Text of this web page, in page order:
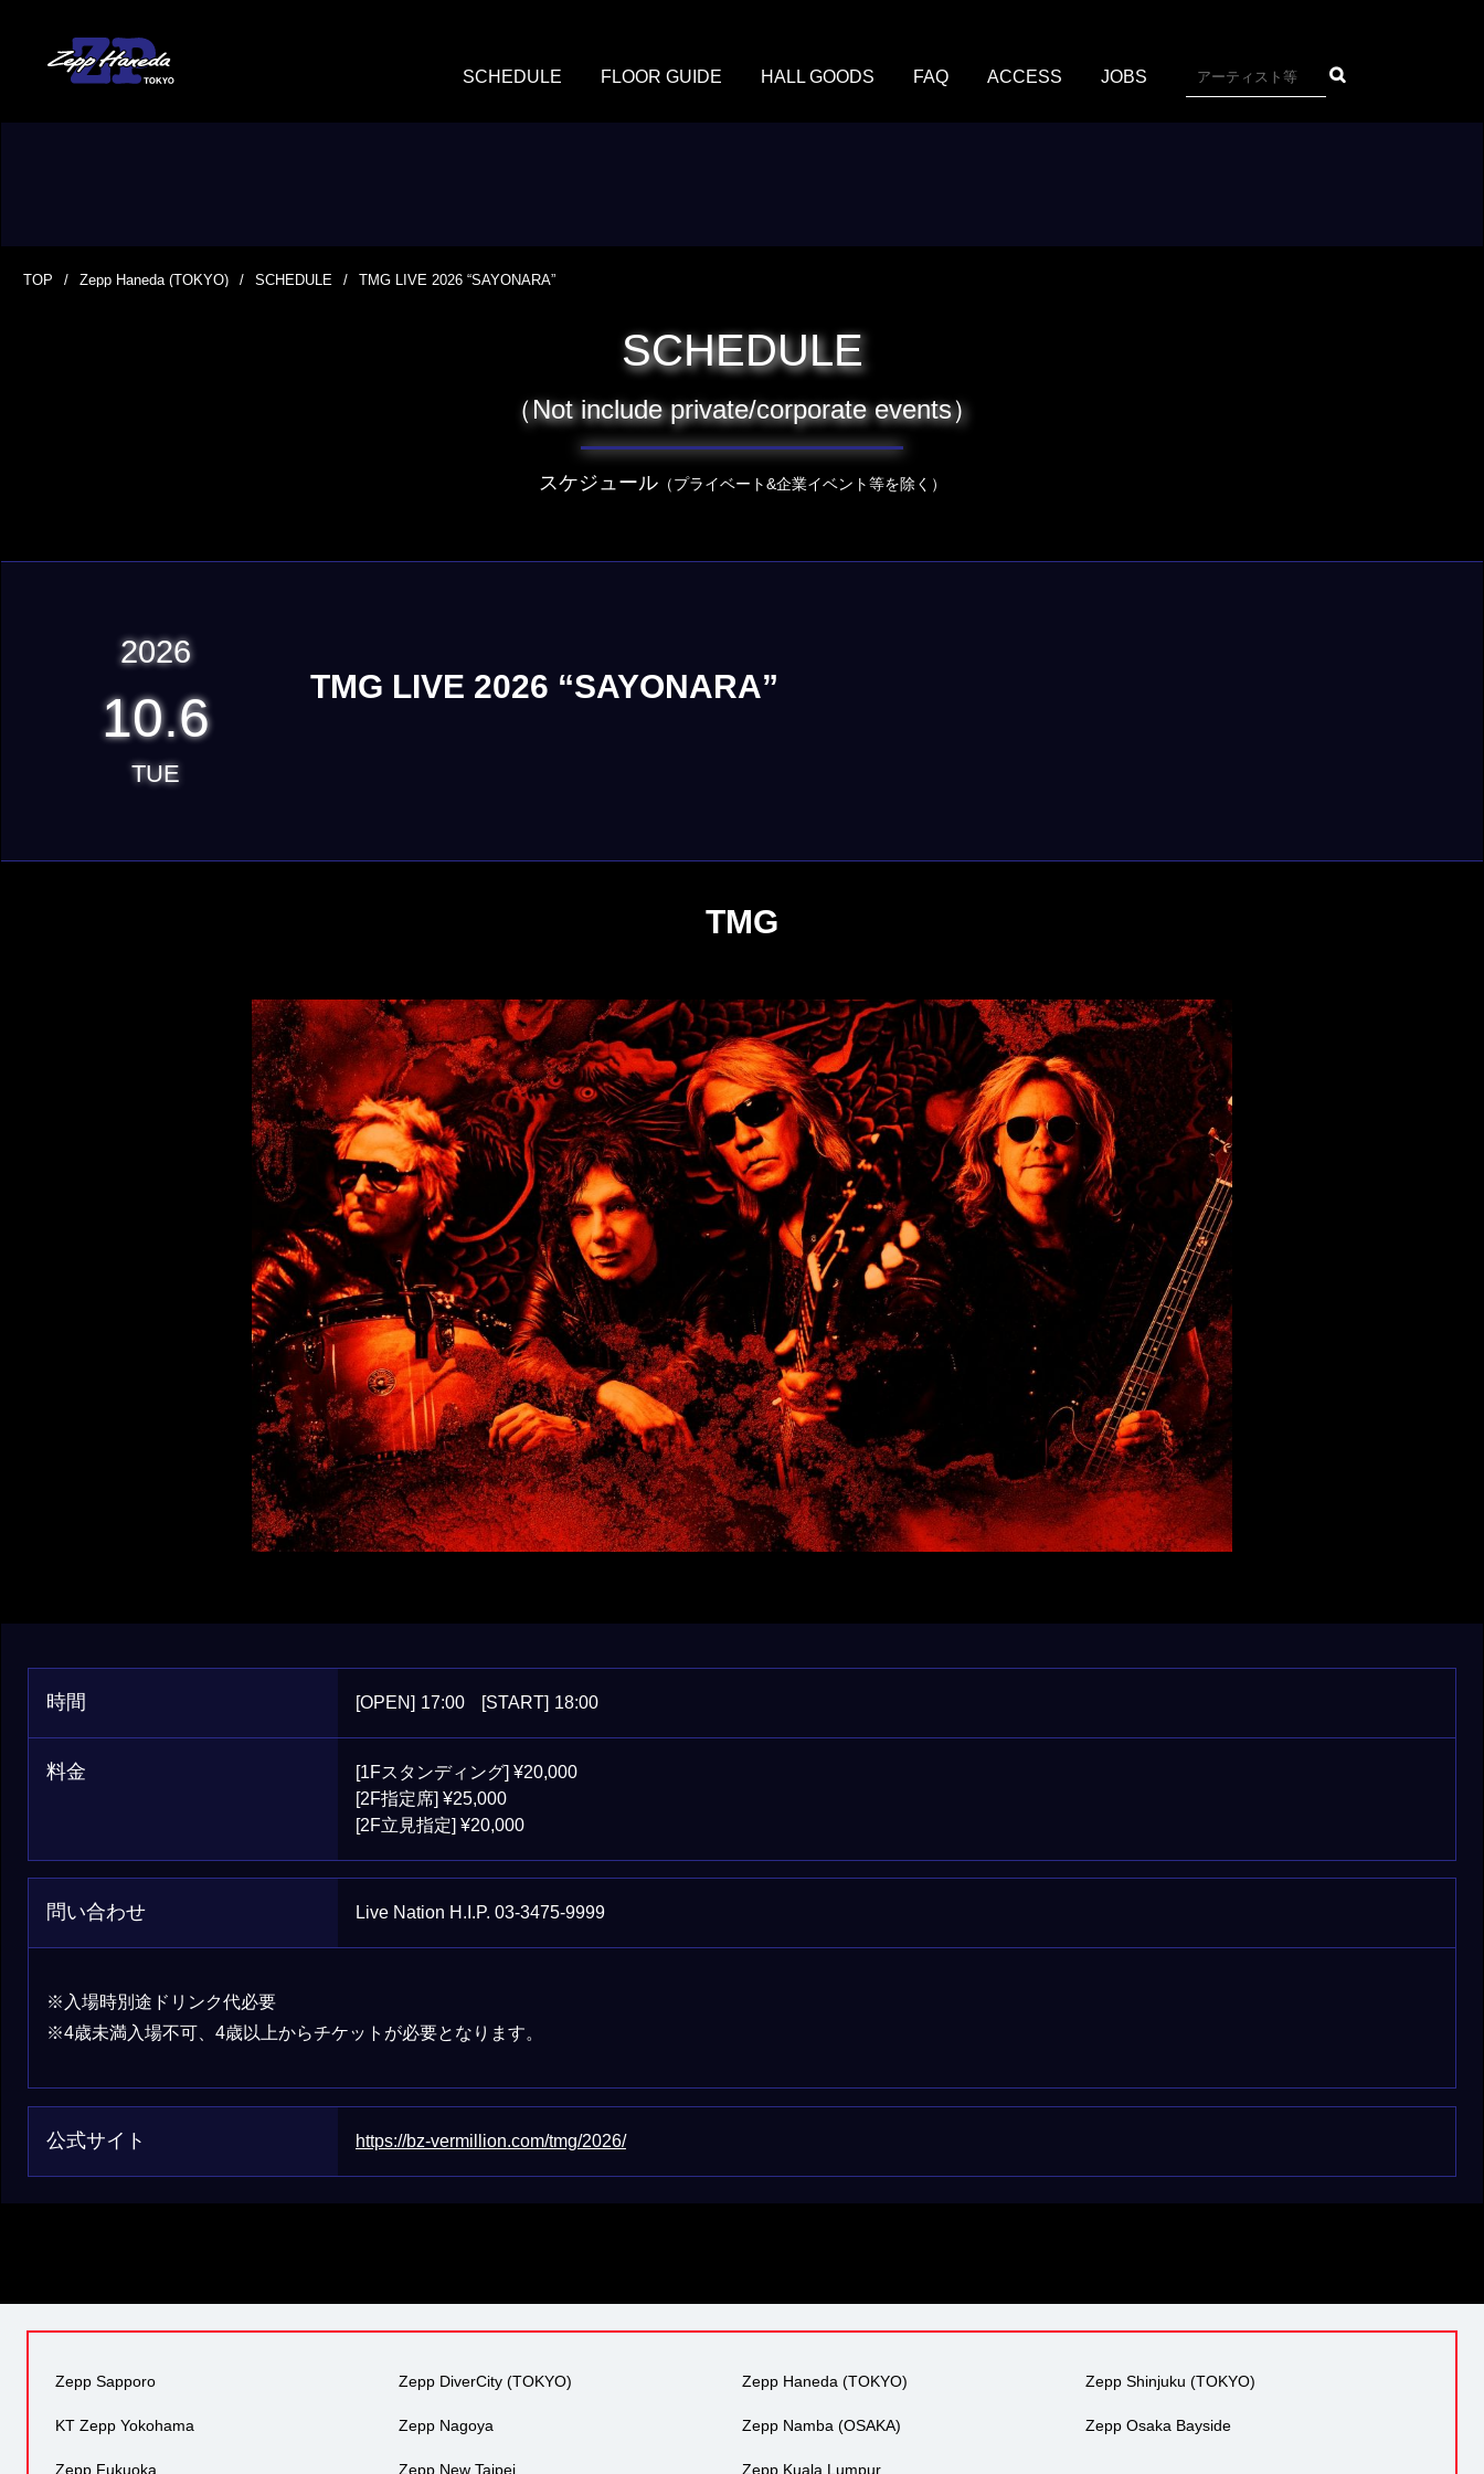
SCHEDULE FLOOR GUIDE HALL GOODS FAQ ACCESS JOBS
TOP Zepp Haneda (TOKYO) SCHEDULE TMG LIVE 2026 “SAYONARA”
SCHEDULE
（Not include private/corporate events）
スケジュール（プライベート&企業イベント等を除く）
2026
10.6
TUE
TMG LIVE 2026 “SAYONARA”
TMG
時間 [OPEN] 17:00 [START] 18:00
料金
[1Fスタンディング] ¥20,000
[2F指定席] ¥25,000
[2F⽴⾒指定] ¥20,000
問い合わせ Live Nation H.I.P. 03-3475-9999
※⼊場時別途ドリンク代必要
※4歳未満⼊場不可、4歳以上からチケットが必要となります。
公式サイト https://bz-vermillion.com/tmg/2026/
Zepp Sapporo Zepp DiverCity (TOKYO) Zepp Haneda (TOKYO) Zepp Shinjuku (TOKYO)
KT Zepp Yokohama Zepp Nagoya Zepp Namba (OSAKA) Zepp Osaka Bayside
Zepp Fukuoka Zepp New Taipei Zepp Kuala Lumpur